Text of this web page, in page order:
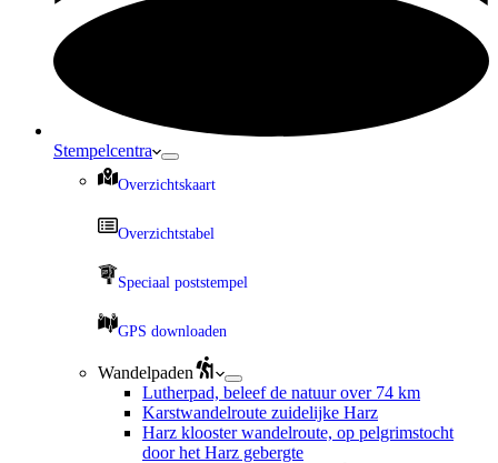
Stempelcentra
Overzichtskaart
Overzichtstabel
Speciaal poststempel
GPS downloaden
Wandelpaden
Lutherpad, beleef de natuur over 74 km
Karstwandelroute zuidelijke Harz
Harz klooster wandelroute, op pelgrimstocht
door het Harz gebergte